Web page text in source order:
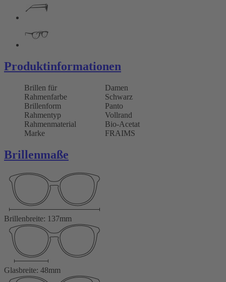
Produktinformationen
Brillen für
Damen
Rahmenfarbe
Schwarz
Brillenform
Panto
Rahmentyp
Vollrand
Rahmenmaterial
Bio-Acetat
Marke
FRAIMS
Brillenmaße
Brillenbreite: 137mm
Glasbreite: 48mm